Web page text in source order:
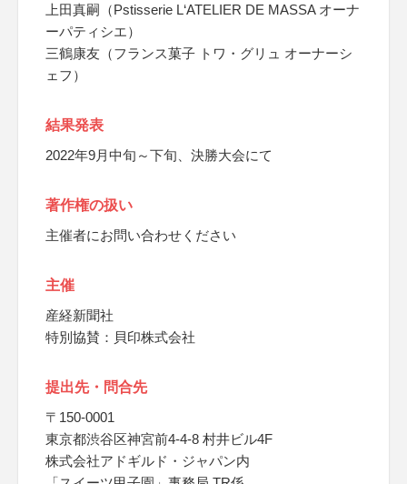
上田真嗣（Pstisserie L‘ATELIER DE MASSA オーナ
ーパティシエ）
三鶴康友（フランス菓子 トワ・グリュ オーナーシ
ェフ）
結果発表
2022年9月中旬～下旬、決勝大会にて
著作権の扱い
主催者にお問い合わせください
主催
産経新聞社
特別協賛：貝印株式会社
提出先・問合先
〒150-0001
東京都渋谷区神宮前4-4-8 村井ビル4F
株式会社アドギルド・ジャパン内